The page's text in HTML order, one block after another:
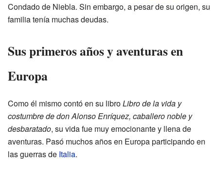
Condado de Niebla. Sin embargo, a pesar de su origen, su
familia tenía muchas deudas.
Sus primeros años y aventuras en
Europa
Como él mismo contó en su libroLibro de la vida y
costumbre de don Alonso Enríquez, caballero noble y
desbaratado, su vida fue muy emocionante y llena de
aventuras. Pasó muchos años en Europa participando en
las guerras de Italia.